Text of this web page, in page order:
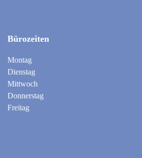
Bürozeiten
Montag
Dienstag
Mittwoch
Donnerstag
Freitag